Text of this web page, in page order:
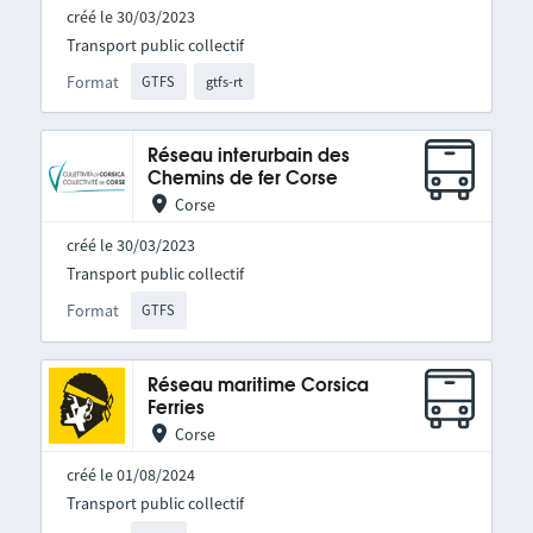
créé le 30/03/2023
Format GTFS gtfs-rt
Transport public collectif
Réseau interurbain des
Chemins de fer Corse
Corse
créé le 30/03/2023
Format GTFS
Transport public collectif
Réseau maritime Corsica
Ferries
Corse
créé le 01/08/2024
Transport public collectif